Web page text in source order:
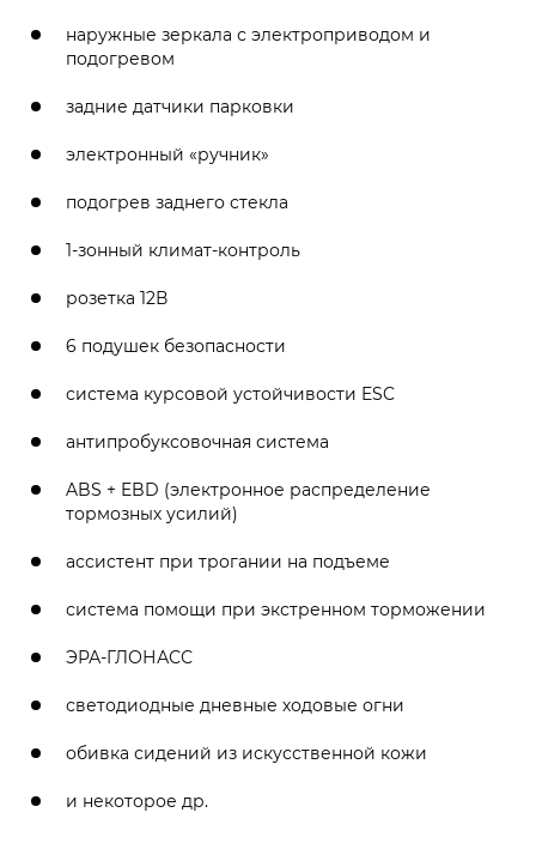
наружные зеркала с электроприводом и
подогревом
задние датчики парковки
электронный «ручник»
подогрев заднего стекла
1-зонный климат-контроль
розетка 12В
6 подушек безопасности
система курсовой устойчивости ESC
антипробуксовочная система
ABS + EBD (электронное распределение
тормозных усилий)
ассистент при трогании на подъеме
система помощи при экстренном торможении
ЭРА-ГЛОНАСС
светодиодные дневные ходовые огни
обивка сидений из искусственной кожи
и некоторое др.